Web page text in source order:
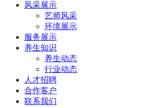
风采展示
艺师风采
环境展示
服务展示
养生知识
养生动态
行业动态
人才招聘
合作客户
联系我们